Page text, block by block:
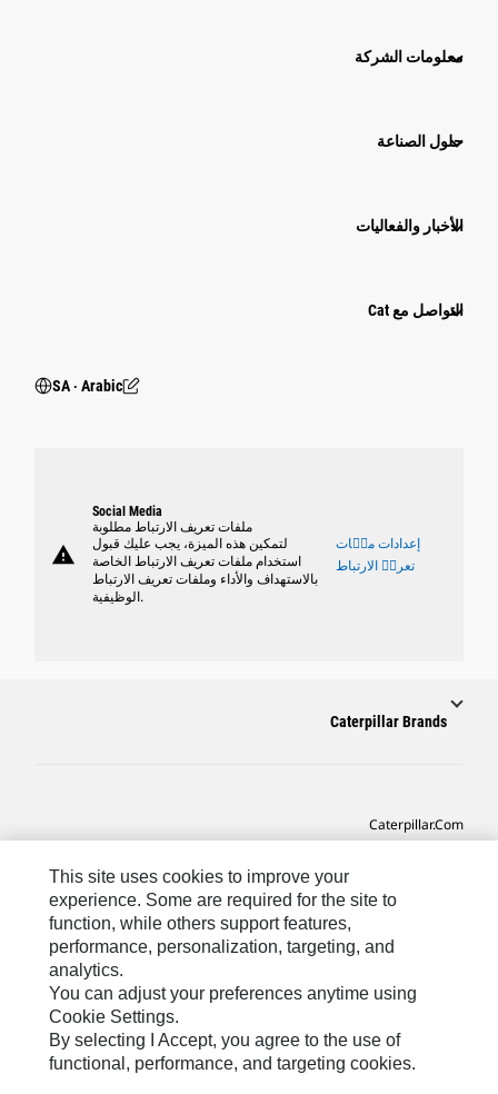
معلومات الشركة
حلول الصناعة
الأخبار والفعاليات
التواصل مع Cat
SA ‧ Arabic
warning
Social Media
ملفات تعريف الارتباط مطلوبة
لتمكين هذه الميزة، يجب عليك قبول
استخدام ملفات تعريف الارتباط الخاصة
بالاستهداف والأداء وملفات تعريف الارتباط
الوظيفية.
إعدادات ملٝات
تعريٝ الارتباط
Caterpillar Brands
Caterpillar.com
تفضيلات التسويق الخاصة بي
This site uses cookies to improve your
experience. Some are required for the site to
function, while others support features,
performance, personalization, targeting, and
analytics.
You can adjust your preferences anytime using
Cookie Settings.
By selecting I Accept, you agree to the use of
functional, performance, and targeting cookies.